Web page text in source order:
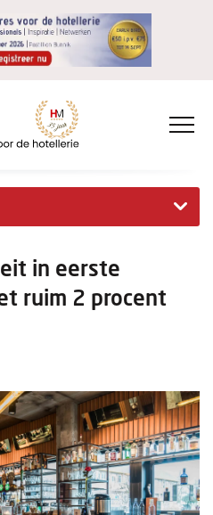
in eerste
ruim 2 procent